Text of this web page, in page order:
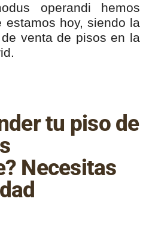
operandi hemos
estamos hoy, siendo la
venta de pisos en la
tu piso de
Necesitas